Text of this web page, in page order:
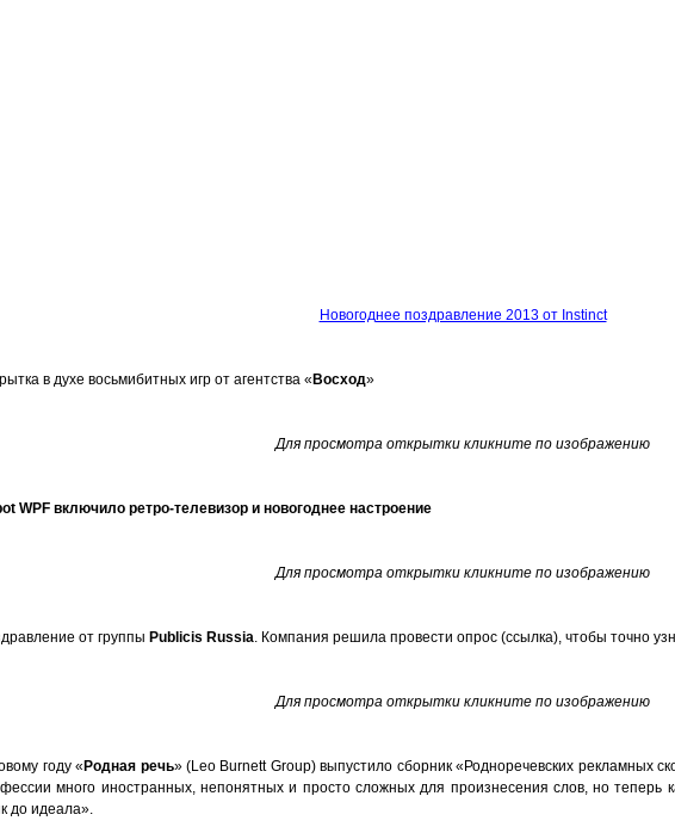
Новогоднее поздравление 2013 от Instinct
в духе восьмибитных игр от агентства « Восход»
Для просмотра открытки кликните по изображению
WPF включило ретро-телевизор и новогоднее настроение
Для просмотра открытки кликните по изображению
от группы Publicis Russia. Компания решила провести опрос (ссылка), чтобы точно
Для просмотра открытки кликните по изображению
году « Родная речь» (Leo Burnett Group) выпустило сборник «Родноречевских рекламных
много иностранных, непонятных и просто сложных для произнесения слов, но теперь
до идеала».